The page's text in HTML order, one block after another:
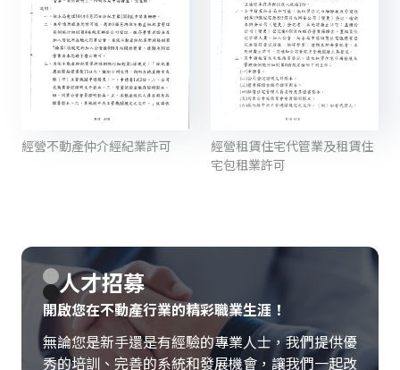
經營不動產仲介經紀業許可
經營租賃住宅代管業及租賃住
宅包租業許可
人才招募
開啟您在不動產行業的精彩職業生涯！
無論您是新手還是有經驗的專業人士，我們提供優
秀的培訓、完善的系統和發展機會，讓我們一起改